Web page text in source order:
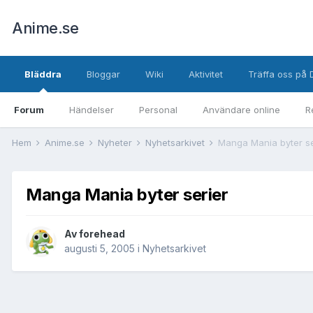
Anime.se
Bläddra
Forum Händelser Personal Användare online
Bloggar Wiki Aktivitet Träffa oss på
Hem Anime.se Nyheter Nyhetsarkivet Manga Mania byter
Manga Mania byter serier
Avforehead
augusti 5, 2005 i Nyhetsarkivet